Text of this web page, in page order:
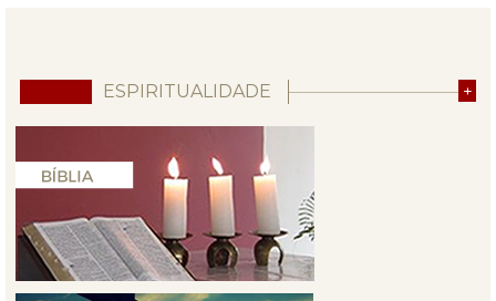
ESPIRITUALIDADE +